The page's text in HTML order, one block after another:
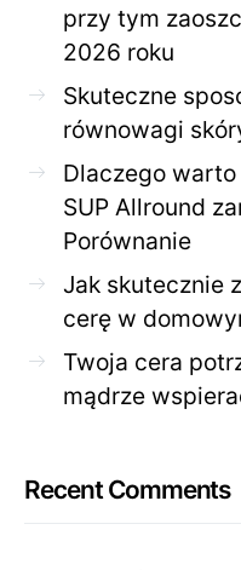
przy tym
2026 roku
Skuteczne
równowagi
Dlaczego
SUP Allround
Porównanie
Jak skutecznie
cerę w
Twoja cera
mądrze
Recent Comments